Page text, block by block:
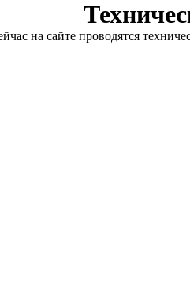
на сайте проводятся